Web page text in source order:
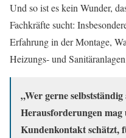
Und so ist es kein Wunder,
Fachkräfte sucht:
Erfahrung in der Montage,
Heizungs- und
„Wer gerne
Herausforderungen
Kundenkontakt schätzt,